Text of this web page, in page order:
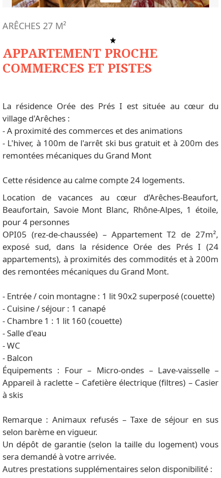
APPARTEMENT PROCHE
COMMERCES ET PISTES
ARÊCHES 27 M²
La résidence Orée des Prés I est située au cœur du
village d'Arêches :
- A proximité des commerces et des animations
- L'hiver, à 100m de l'arrêt ski bus gratuit et à 200m des
remontées mécaniques du Grand Mont
Cette résidence au calme compte 24 logements.
Location de vacances au cœur d’Arêches-Beaufort,
Beaufortain, Savoie Mont Blanc, Rhône-Alpes, 1 étoile,
pour 4 personnes
OPI05 (rez-de-chaussée) – Appartement T2 de 27m²,
exposé sud, dans la résidence Orée des Prés I (24
appartements), à proximités des commodités et à 200m
des remontées mécaniques du Grand Mont.
- Entrée / coin montagne : 1 lit 90x2 superposé (couette)
- Cuisine / séjour : 1 canapé
- Chambre 1 : 1 lit 160 (couette)
- Salle d'eau
- WC
- Balcon
Équipements : Four – Micro-ondes – Lave-vaisselle –
Appareil à raclette – Cafetière électrique (filtres) – Casier
à skis
Remarque : Animaux refusés – Taxe de séjour en sus
selon barème en vigueur.
Un dépôt de garantie (selon la taille du logement) vous
sera demandé à votre arrivée.
Autres prestations supplémentaires selon disponibilité :